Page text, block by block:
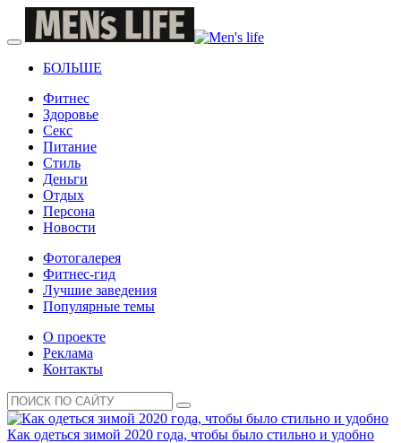
БОЛЬШЕ
Фитнес
Здоровье
Секс
Питание
Стиль
Деньги
Отдых
Персона
Новости
Фотогалерея
Фитнес-гид
Лучшие заведения
Популярные темы
О проекте
Реклама
Контакты
Как одеться зимой 2020 года, чтобы было стильно и удобно